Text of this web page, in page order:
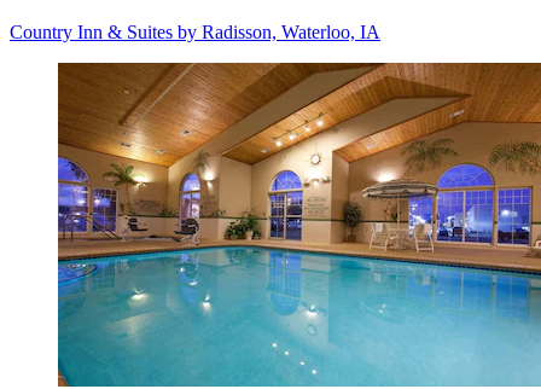
Country Inn & Suites by Radisson, Waterloo, IA